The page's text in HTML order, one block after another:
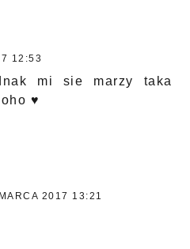
12:53
mi sie marzy taka
♥
2017 13:21